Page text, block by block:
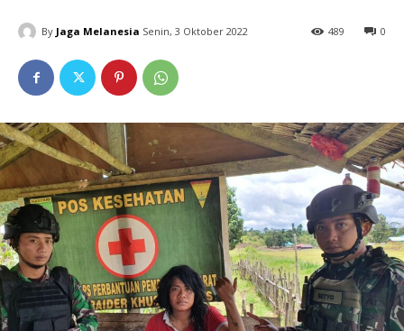
By Jaga Melanesia Senin, 3 Oktober 2022 0
489